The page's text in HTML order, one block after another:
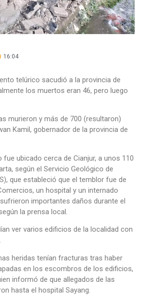
16:04
telúrico sacudió a la provincia de
los muertos eran 46, pero luego
murieron y más de 700 (resultaron)
Kamil, gobernador de la provincia de
fue ubicado cerca de Cianjur, a unos 110
según el Servicio Geológico de
que estableció que el temblor fue de
un hospital y un internado
importantes daños durante el
la prensa local.
ver varios edificios de la localidad con
heridas tenían fracturas tras haber
en los escombros de los edificios,
informó de que allegados de las
hasta el hospital Sayang.